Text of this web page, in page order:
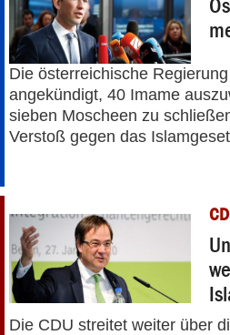
Die österreichische
angekündigt, 40 Imame
sieben Moscheen zu
Verstoß gegen das
Die CDU streitet weiter über